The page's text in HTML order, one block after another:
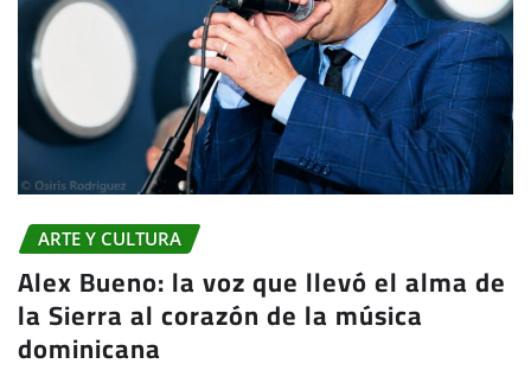
ARTE Y CULTURA
Alex Bueno: la voz que llevó el alma de
la Sierra al corazón de la música
dominicana